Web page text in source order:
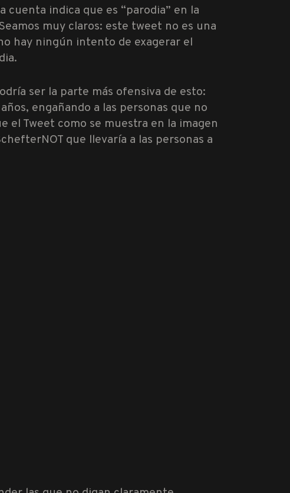
indica que es “parodia” en la
muy claros: este tweet no es una
hay ningún intento de exagerar el
ser la parte más ofensiva de esto:
engañando a las personas que no
el Tweet como se muestra en la imagen
que llevaría a las personas a